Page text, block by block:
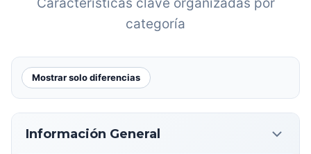
categoría
Mostrar solo diferencias
Información General